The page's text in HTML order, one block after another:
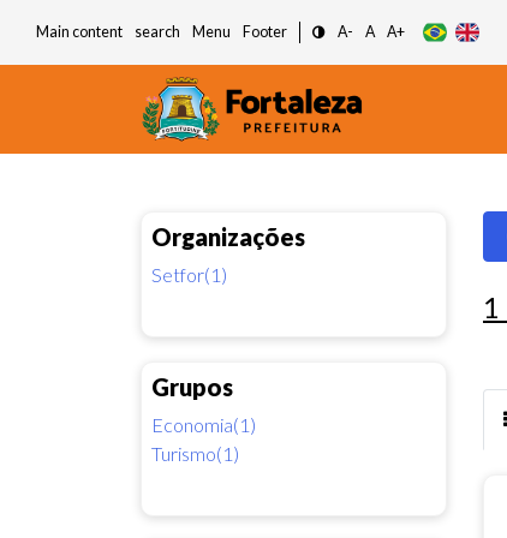
Main content search Menu Footer A- A A+
Organizações
Setfor(1)
Grupos
Economia(1)
Turismo(1)
1